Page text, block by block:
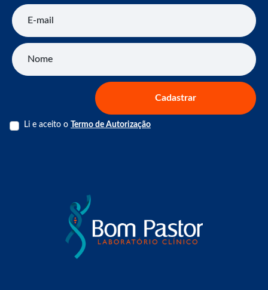
E-mail
Nome
Cadastrar
Li e aceito o Termo de Autorização